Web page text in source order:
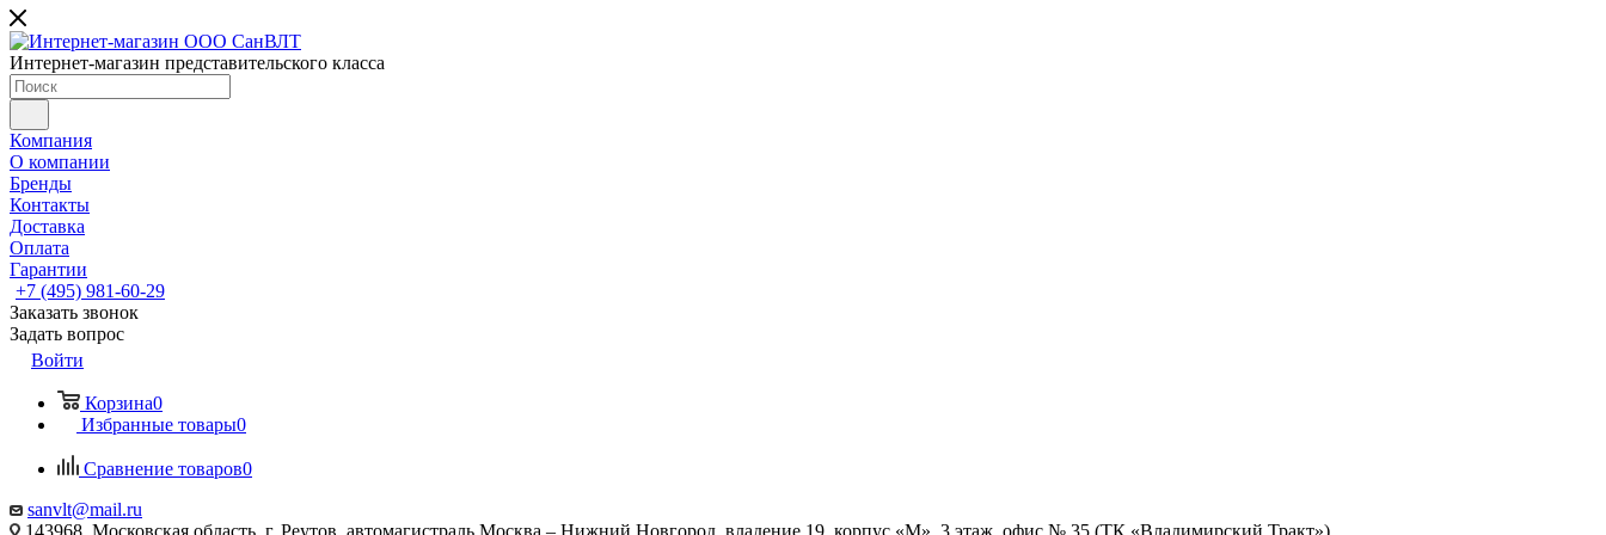
Интернет-магазин представительского класса
Компания
О компании
Бренды
Контакты
Доставка
Оплата
Гарантии
+7 (495) 981-60-29
Заказать звонок
Задать вопрос
Войти
Корзина0
Избранные товары0
Сравнение товаров0
sanvlt@mail.ru
143968, Московская область, г. Реутов, автомагистраль Москва – Нижний Новгород, владение 19, корпус «М», 3 этаж, офис № 35 (ТК «Владимирский Тракт»)